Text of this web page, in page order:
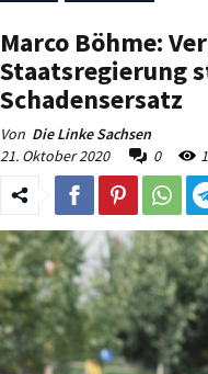
Marco Böhme:
Staatsregierung
Schadensersatz
Von Die Linke Sachsen
21. Oktober 2020
0